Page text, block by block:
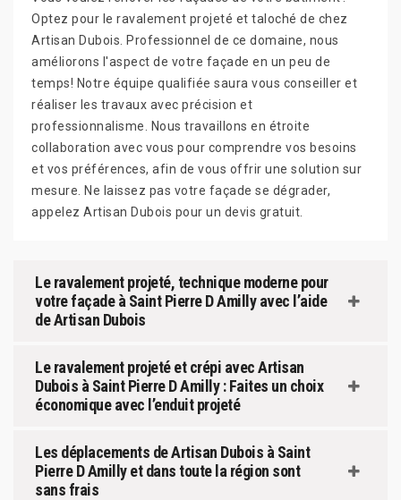
Optez pour le ravalement projeté et taloché de chez
Artisan Dubois. Professionnel de ce domaine, nous
améliorons l'aspect de votre façade en un peu de
temps! Notre équipe qualifiée saura vous conseiller et
réaliser les travaux avec précision et
professionnalisme. Nous travaillons en étroite
collaboration avec vous pour comprendre vos besoins
et vos préférences, afin de vous offrir une solution sur
mesure. Ne laissez pas votre façade se dégrader,
appelez Artisan Dubois pour un devis gratuit.
Le ravalement projeté, technique moderne pour
votre façade à Saint Pierre D Amilly avec l’aide
de Artisan Dubois
Le ravalement projeté et crépi avec Artisan
Dubois à Saint Pierre D Amilly : Faites un choix
économique avec l’enduit projeté
Les déplacements de Artisan Dubois à Saint
Pierre D Amilly et dans toute la région sont
sans frais